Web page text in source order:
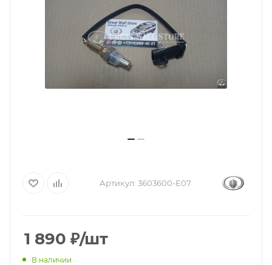
Артикул: 3603600-E07
1 890 ₽/шт
В наличии